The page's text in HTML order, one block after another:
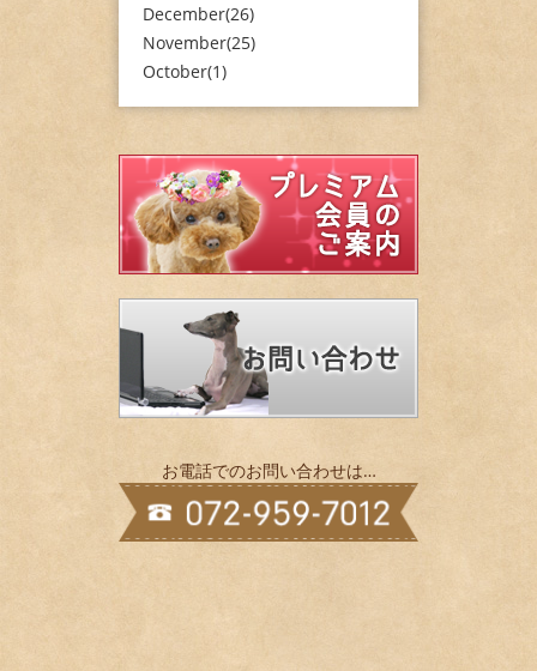
December(26)
November(25)
October(1)
お電話でのお問い合わせは…